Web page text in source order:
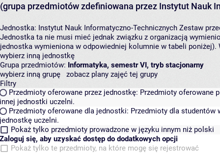
(grupa przedmiotów zdefiniowana przez Instytut Nauk
Jednostka: Instytut Nauk Informatyczno-Technicznych Zestaw
Jednostka ta nie musi mieć jednak związku z organizacją
jednostka wymieniona w odpowiedniej kolumnie w tabeli
wybierz inną jednostkę
Grupa przedmiotów: Informatyka, semestr VI, tryb stacjonarny
wybierz inną grupę
zobacz plany zajęć tej grupy
Filtry
Przedmioty oferowane przez jednostkę: Przedmioty oferowane
innej jednostki uczelni.
Przedmioty oferowane dla jednostki: Przedmioty dla studentów
jednostkę uczelni.
Pokaż tylko przedmioty prowadzone w języku innym niż polski
Zaloguj się, aby uzyskać dostęp do dodatkowych opcji
Pokaż tylko te przedmioty, na które mogę się rejestrować